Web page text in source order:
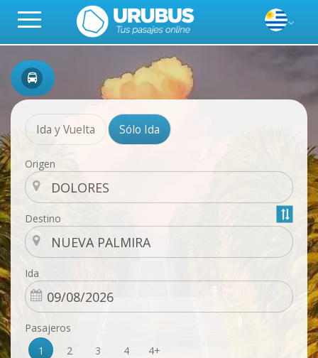
Ida y Vuelta Sólo Ida
Origen
Destino
Ida
Pasajeros
1
2 3 4 4+